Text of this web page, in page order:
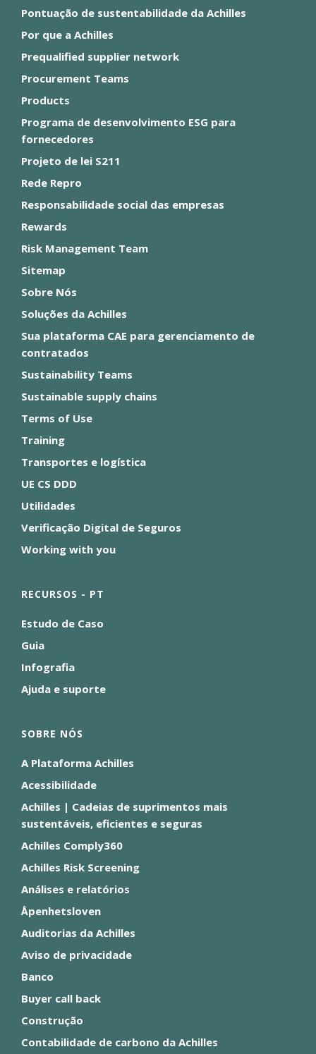
Pontuação de sustentabilidade da Achilles
Por que a Achilles
Prequalified supplier network
Procurement Teams
Products
Programa de desenvolvimento ESG para
fornecedores
Projeto de lei S211
Rede Repro
Responsabilidade social das empresas
Rewards
Risk Management Team
Sitemap
Sobre Nós
Soluções da Achilles
Sua plataforma CAE para gerenciamento de
contratados
Sustainability Teams
Sustainable supply chains
Terms of Use
Training
Transportes e logística
UE CS DDD
Utilidades
Verificação Digital de Seguros
Working with you
RECURSOS - PT
Estudo de Caso
Guia
Infografia
Ajuda e suporte
SOBRE NÓS
A Plataforma Achilles
Acessibilidade
Achilles | Cadeias de suprimentos mais
sustentáveis, eficientes e seguras
Achilles Comply360
Achilles Risk Screening
Análises e relatórios
Åpenhetsloven
Auditorias da Achilles
Aviso de privacidade
Banco
Buyer call back
Construção
Contabilidade de carbono da Achilles